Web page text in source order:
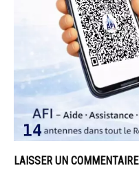
LAISSER UN COMMENTAIRE